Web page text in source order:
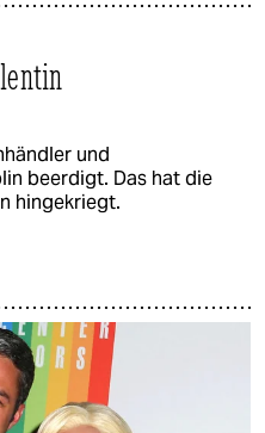
und
beerdigt. Das hat die
hingekriegt.